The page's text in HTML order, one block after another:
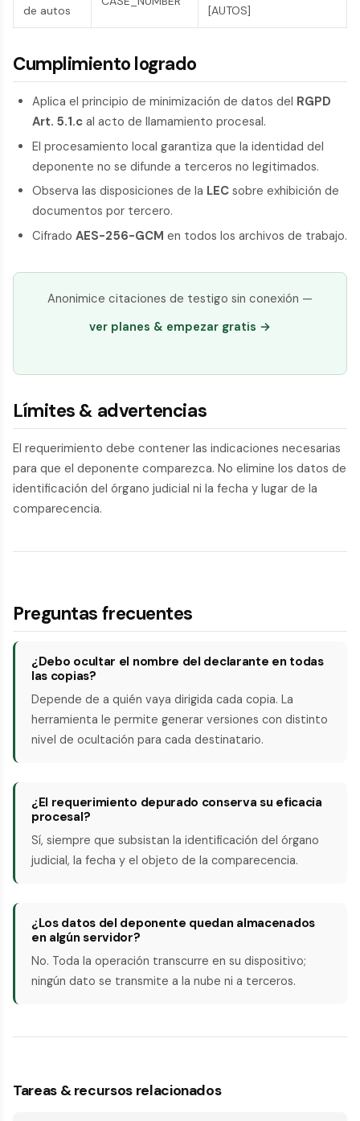
de autos [AUTOS]
Cumplimiento logrado
Aplica el principio de minimización de datos del RGPD
Art. 5.1.c al acto de llamamiento procesal.
El procesamiento local garantiza que la identidad del
deponente no se difunde a terceros no legitimados.
Observa las disposiciones de la LEC sobre exhibición de
documentos por tercero.
Cifrado AES-256-GCM en todos los archivos de trabajo.
Anonimice citaciones de testigo sin conexión —
ver planes & empezar gratis →
Límites & advertencias
El requerimiento debe contener las indicaciones necesarias
para que el deponente comparezca. No elimine los datos de
identificación del órgano judicial ni la fecha y lugar de la
comparecencia.
Preguntas frecuentes
¿Debo ocultar el nombre del declarante en todas
las copias?
Depende de a quién vaya dirigida cada copia. La
herramienta le permite generar versiones con distinto
nivel de ocultación para cada destinatario.
¿El requerimiento depurado conserva su eficacia
procesal?
Sí, siempre que subsistan la identificación del órgano
judicial, la fecha y el objeto de la comparecencia.
¿Los datos del deponente quedan almacenados
en algún servidor?
No. Toda la operación transcurre en su dispositivo;
ningún dato se transmite a la nube ni a terceros.
Tareas & recursos relacionados